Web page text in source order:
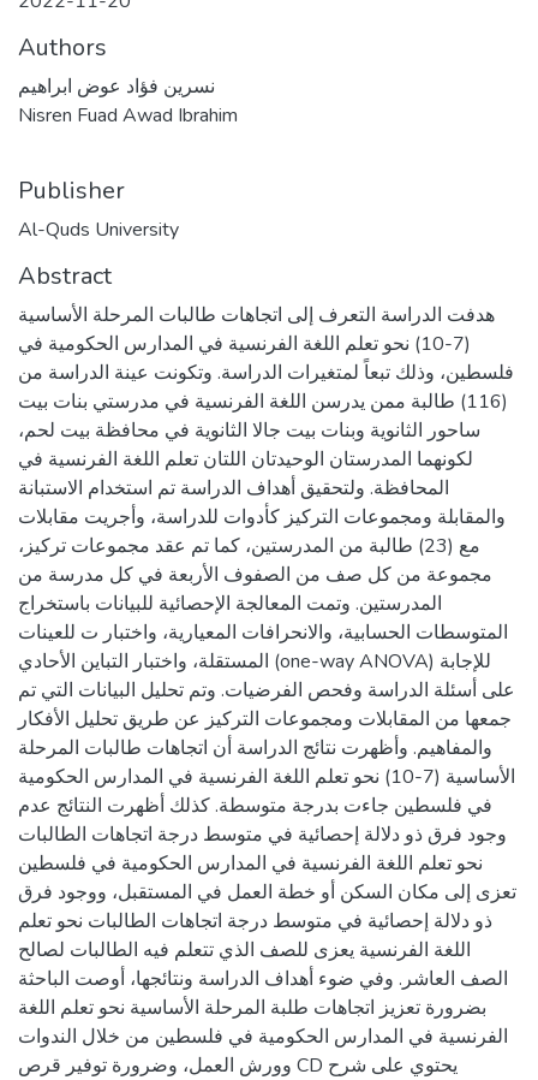
Authors
نسرين فؤاد عوض ابراهيم
Nisren Fuad Awad Ibrahim
Publisher
Al-Quds University
Abstract
هدفت الدراسة التعرف إلى اتجاهات طالبات المرحلة الأساسية
(7-10) نحو تعلم اللغة الفرنسية في المدارس الحكومية في
فلسطين، وذلك تبعاً لمتغيرات الدراسة. وتكونت عينة الدراسة من
(116) طالبة ممن يدرسن اللغة الفرنسية في مدرستي بنات بيت
ساحور الثانوية وبنات بيت جالا الثانوية في محافظة بيت لحم،
لكونهما المدرستان الوحيدتان اللتان تعلم اللغة الفرنسية في
المحافظة. ولتحقيق أهداف الدراسة تم استخدام الاستبانة
والمقابلة ومجموعات التركيز كأدوات للدراسة، وأجريت مقابلات
مع (23) طالبة من المدرستين، كما تم عقد مجموعات تركيز،
مجموعة من كل صف من الصفوف الأربعة في كل مدرسة من
المدرستين. وتمت المعالجة الإحصائية للبيانات باستخراج
المتوسطات الحسابية، والانحرافات المعيارية، واختبار ت للعينات
المستقلة، واختبار التباين الأحادي (one-way ANOVA) للإجابة
على أسئلة الدراسة وفحص الفرضيات. وتم تحليل البيانات التي تم
جمعها من المقابلات ومجموعات التركيز عن طريق تحليل الأفكار
والمفاهيم. وأظهرت نتائج الدراسة أن اتجاهات طالبات المرحلة
الأساسية (7-10) نحو تعلم اللغة الفرنسية في المدارس الحكومية
في فلسطين جاءت بدرجة متوسطة. كذلك أظهرت النتائج عدم
وجود فرق ذو دلالة إحصائية في متوسط درجة اتجاهات الطالبات
نحو تعلم اللغة الفرنسية في المدارس الحكومية في فلسطين
تعزى إلى مكان السكن أو خطة العمل في المستقبل، ووجود فرق
ذو دلالة إحصائية في متوسط درجة اتجاهات الطالبات نحو تعلم
اللغة الفرنسية يعزى للصف الذي تتعلم فيه الطالبات لصالح
الصف العاشر. وفي ضوء أهداف الدراسة ونتائجها، أوصت الباحثة
بضرورة تعزيز اتجاهات طلبة المرحلة الأساسية نحو تعلم اللغة
الفرنسية في المدارس الحكومية في فلسطين من خلال الندوات
وورش العمل، وضرورة توفير قرص CD يحتوي على شرح